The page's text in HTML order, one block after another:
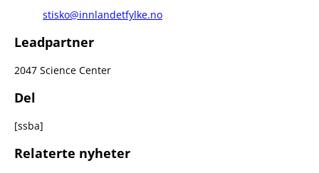
stisko@innlandetfylke.no
Leadpartner
2047 Science Center
Del
[ssba]
Relaterte nyheter